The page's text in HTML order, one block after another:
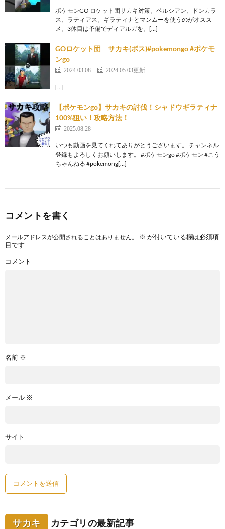
ポケモンGO ロケット団サカキ対策。ペルシアン、ドンカラ
ス、ラティアス。ギラティナとマンムーを使うのがオスス
メ。3体目は予備でディアルガを。[…]
GOロケット団 サカキ(ボス)#pokemongo #ポケモ
ンgo
2024.03.08 2024.05.03更新
[…]
【ポケモンgo】サカキの討伐！シャドウギラティナ
100%狙い！攻略方法！
2025.08.28
いつも動画を見てくれてありがとうございます。 チャンネル
登録もよろしくお願いします。 #ポケモンgo #ポケモン #こう
ちゃんねる #pokemong[…]
コメントを書く
メールアドレスが公開されることはありません。 ※ が付いている欄は必須項
目です
コメント
名前 ※
メール ※
サイト
サカキ カテゴリの最新記事